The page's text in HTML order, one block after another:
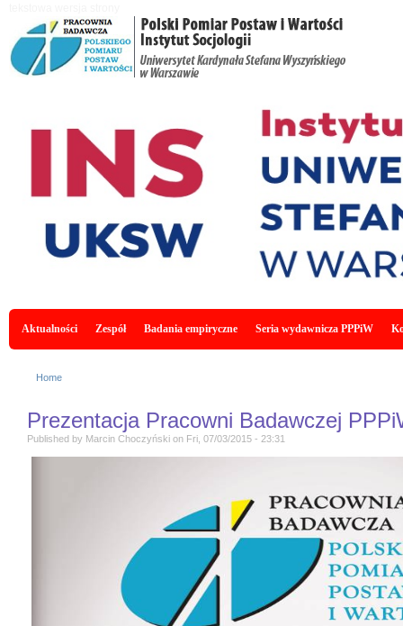
Main menu
Aktualności Zespół Badania empiryczne Seria wydawnicza PPPiW
You are here
Home
Prezentacja Pracowni Badawczej
Published by Marcin Choczyński on Fri, 07/03/2015 - 23:31